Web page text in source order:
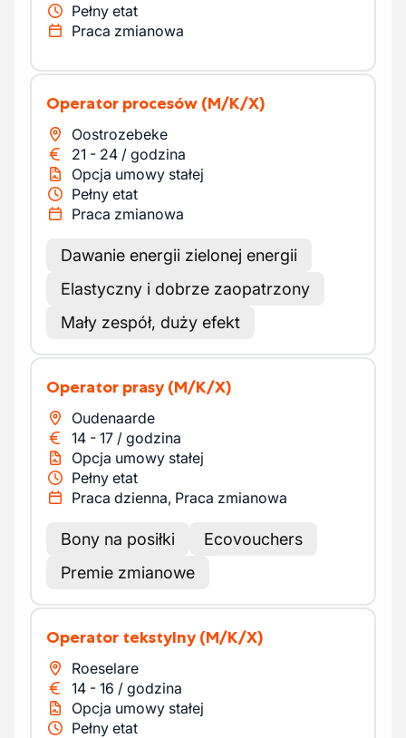
Pełny etat
Praca zmianowa
Operator procesów (M/K/X)
Oostrozebeke
21 - 24 / godzina
Opcja umowy stałej
Pełny etat
Praca zmianowa
Dawanie energii zielonej energii
Elastyczny i dobrze zaopatrzony
Mały zespół, duży efekt
Operator prasy (M/K/X)
Oudenaarde
14 - 17 / godzina
Opcja umowy stałej
Pełny etat
Praca dzienna, Praca zmianowa
Bony na posiłki
Ecovouchers
Premie zmianowe
Operator tekstylny (M/K/X)
Roeselare
14 - 16 / godzina
Opcja umowy stałej
Pełny etat